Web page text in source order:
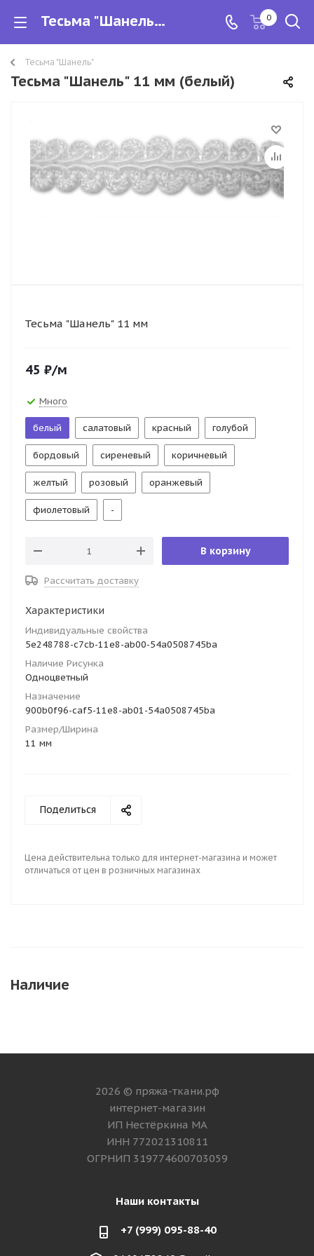
Тесьма "Шанель" 11 мм 0
Тесьма "Шанель"
Тесьма "Шанель" 11 мм (белый)
Тесьма "Шанель" 11 мм
45 ₽/м
Много
белый салатовый красный голубой
бордовый сиреневый коричневый
желтый розовый оранжевый
фиолетовый -
В корзину
Рассчитать доставку
Характеристики
Индивидуальные свойства
5e248788-c7cb-11e8-ab00-54a0508745ba
Наличие Рисунка
Одноцветный
Назначение
900b0f96-caf5-11e8-ab01-54a0508745ba
Размер/Ширина
11 мм
Поделиться
Цена действительна только для интернет-магазина и может
отличаться от цен в розничных магазинах
Наличие
2026 © пряжа-ткани.рф
интернет-магазин
ИП Нестёркина МА
ИНН 772021310811
ОГРНИП 319774600703059
Наши контакты
+7 (999) 095-88-40